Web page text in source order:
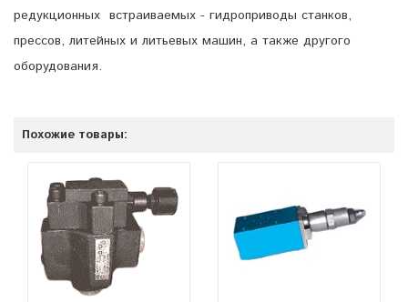
редукционных встраиваемых - гидроприводы станков,
прессов, литейных и литьевых машин, а также другого
оборудования.
Похожие товары: